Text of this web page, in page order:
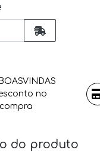
no
do produto